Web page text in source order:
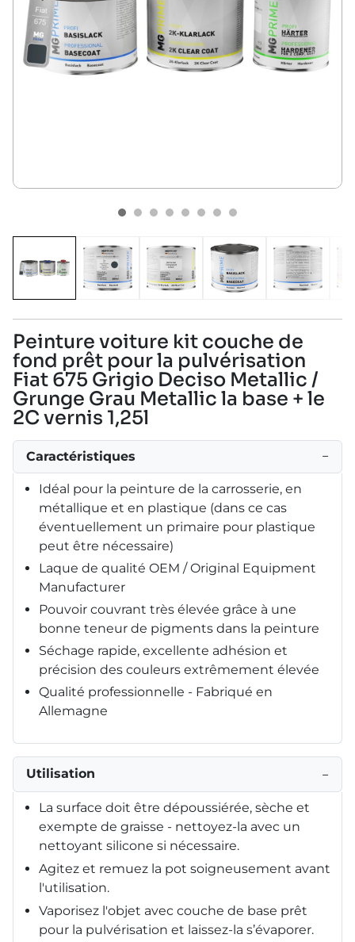
Peinture voiture kit couche de
fond prêt pour la pulvérisation
Fiat 675 Grigio Deciso Metallic /
Grunge Grau Metallic la base + le
2C vernis 1,25l
Caractéristiques −
Idéal pour la peinture de la carrosserie, en
métallique et en plastique (dans ce cas
éventuellement un primaire pour plastique
peut être nécessaire)
Laque de qualité OEM / Original Equipment
Manufacturer
Pouvoir couvrant très élevée grâce à une
bonne teneur de pigments dans la peinture
Séchage rapide, excellente adhésion et
précision des couleurs extrêmement élevée
Qualité professionnelle - Fabriqué en
Allemagne
Utilisation −
La surface doit être dépoussiérée, sèche et
exempte de graisse - nettoyez-la avec un
nettoyant silicone si nécessaire.
Agitez et remuez la pot soigneusement avant
l'utilisation.
Vaporisez l'objet avec couche de base prêt
pour la pulvérisation et laissez-la s’évaporer.